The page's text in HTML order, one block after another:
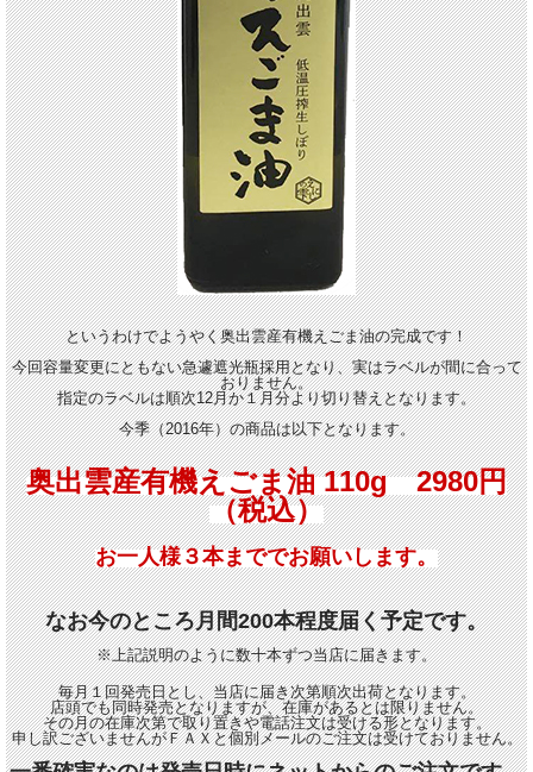
というわけでようやく奥出雲産有機えごま油の完成です！
今回容量変更にともない急遽遮光瓶採用となり、実はラベルが間に合って
おりません。
指定のラベルは順次12月か１月分より切り替えとなります。
今季（2016年）の商品は以下となります。
奥出雲産有機えごま油 110g 2980円
（税込）
お一人様３本まででお願いします。
なお今のところ月間200本程度届く予定です。
※上記説明のように数十本ずつ当店に届きます。
毎月１回発売日とし、当店に届き次第順次出荷となります。
店頭でも同時発売となりますが、在庫があるとは限りません。
その月の在庫次第で取り置きや電話注文は受ける形となります。
申し訳ございませんがＦＡＸと個別メールのご注文は受けておりません。